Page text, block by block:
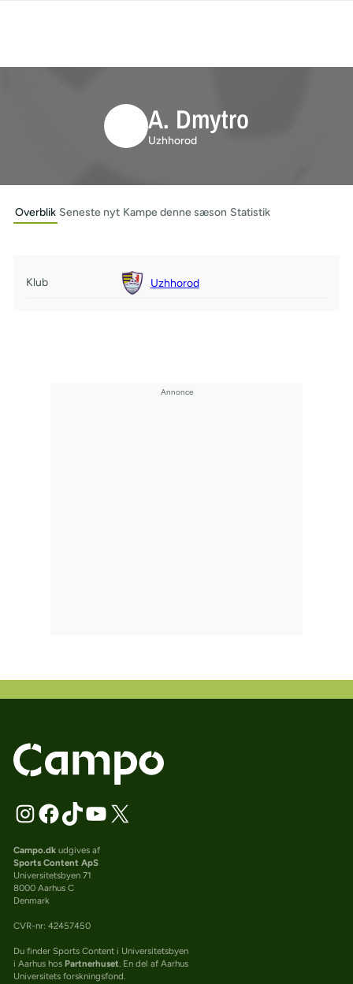
A. Dmytro
Uzhhorod
Overblik Seneste nyt Kampe denne sæson Statistik
Klub Uzhhorod
Campo.dkudgives af
Sports Content ApS
Universitetsbyen 71
8000 Aarhus C
Denmark
CVR-nr: 42457450
Du finder Sports Content i Universitetsbyen
i Aarhus hos Partnerhuset. En del af Aarhus
Universitets forskningsfond.